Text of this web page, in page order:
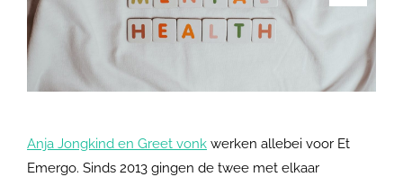
Anja Jongkind en Greet vonk werken allebei voor Et
Emergo. Sinds 2013 gingen de twee met elkaar